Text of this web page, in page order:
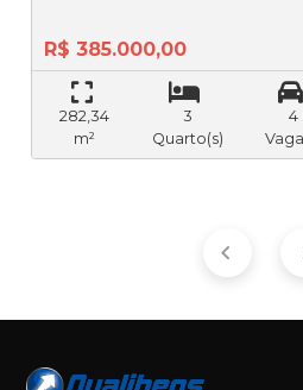
R$ 385.000,00
282,34
m²
3
Quarto(s)
4